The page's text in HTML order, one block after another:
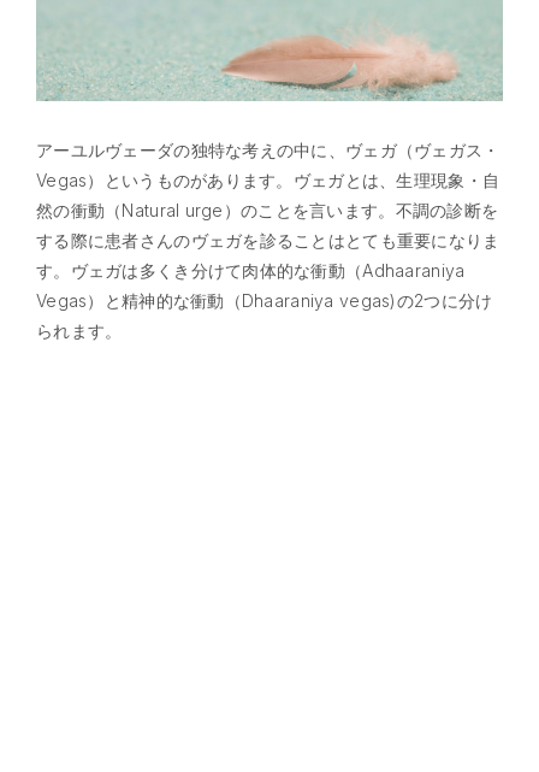
アーユルヴェーダの独特な考えの中に、ヴェガ（ヴェガス・
Vegas）というものがあります。ヴェガとは、生理現象・自
然の衝動（Natural urge）のことを言います。不調の診断を
する際に患者さんのヴェガを診ることはとても重要になりま
す。ヴェガは多くき分けて肉体的な衝動（Adhaaraniya
Vegas）と精神的な衝動（Dhaaraniya vegas)の2つに分け
られます。